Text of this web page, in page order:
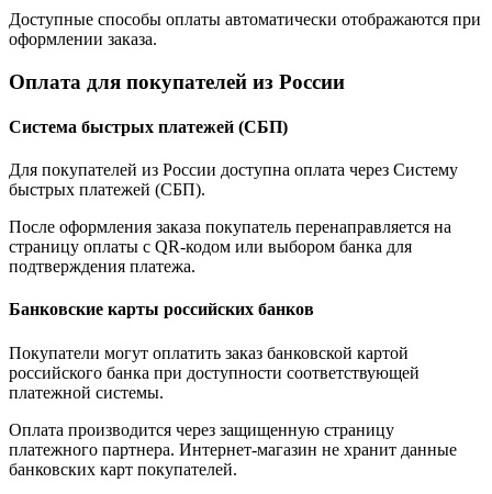
Доступные способы оплаты автоматически отображаются при
оформлении заказа.
Оплата для покупателей из России
Система быстрых платежей (СБП)
Для покупателей из России доступна оплата через Систему
быстрых платежей (СБП).
После оформления заказа покупатель перенаправляется на
страницу оплаты с QR-кодом или выбором банка для
подтверждения платежа.
Банковские карты российских банков
Покупатели могут оплатить заказ банковской картой
российского банка при доступности соответствующей
платежной системы.
Оплата производится через защищенную страницу
платежного партнера. Интернет-магазин не хранит данные
банковских карт покупателей.